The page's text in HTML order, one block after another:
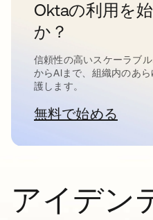
Oktaの利用を
か？
信頼性の高いスケーラブ
からAIまで、組織内のあ
護します。
無料で始める
新しいタブ
アイデン